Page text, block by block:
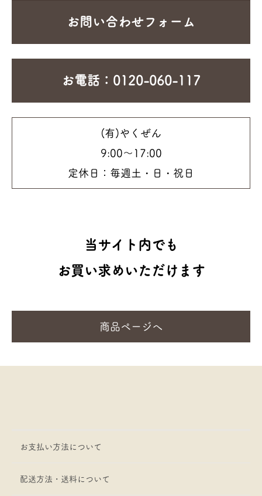
お問い合わせフォーム
お電話：0120-060-117
(有)やくぜん
9:00～17:00
定休日：毎週土・日・祝日
当サイト内でも
お買い求めいただけます
商品ページへ
お支払い方法について
配送方法・送料について